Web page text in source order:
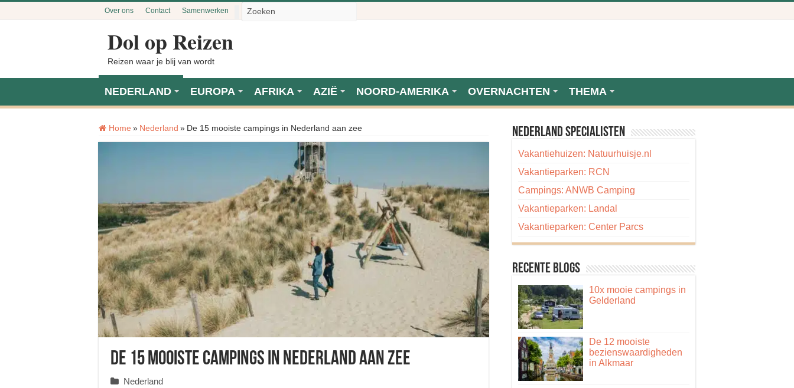
Over ons Contact Samenwerken
Dol op Reizen
Reizen waar je blij van wordt
NEDERLAND EUROPA AFRIKA AZIË NOORD-AMERIKA OVERNACHTEN THEMA
Home » Nederland » De 15 mooiste campings in Nederland aan zee
De 15 mooiste campings in Nederland aan zee
Nederland
Nederland specialisten
Vakantiehuizen: Natuurhuisje.nl
Vakantieparken: RCN
Campings: ANWB Camping
Vakantieparken: Landal
Vakantieparken: Center Parcs
Recente blogs
10x mooie campings in
Gelderland
De 12 mooiste
bezienswaardigheden
in Alkmaar